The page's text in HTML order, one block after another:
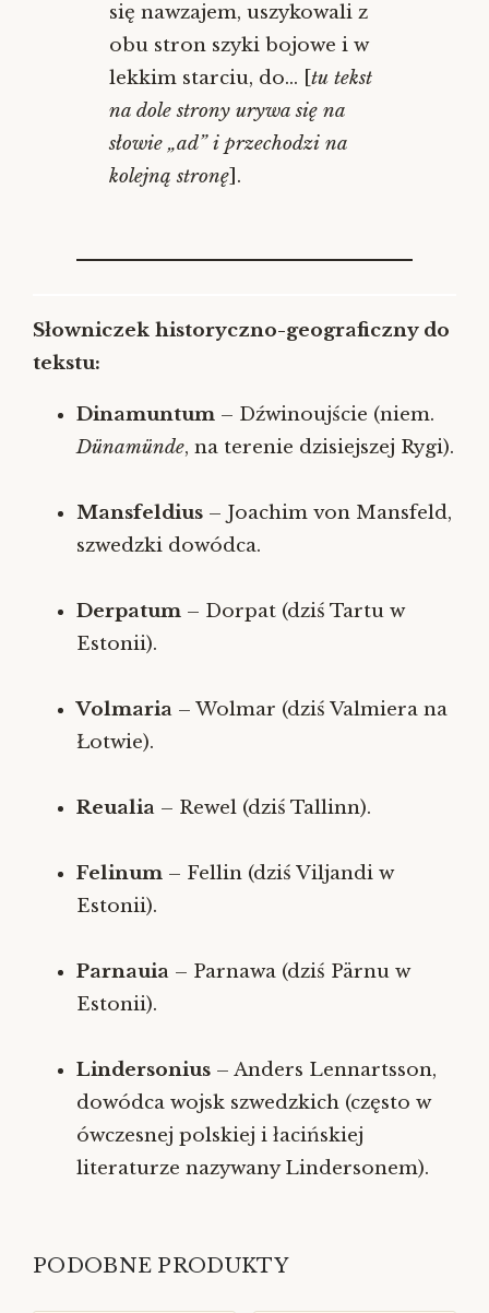
się nawzajem, uszykowali z
obu stron szyki bojowe i w
lekkim starciu, do… [ tu tekst
na dole strony urywa się na
słowie „ad” i przechodzi na
kolejną stronę ].
Słowniczek historyczno-geograficzny do
tekstu:
Dinamuntum – Dźwinoujście (niem.
Dünamünde, na terenie dzisiejszej Rygi).
Mansfeldius – Joachim von Mansfeld,
szwedzki dowódca.
Derpatum – Dorpat (dziś Tartu w
Estonii).
Volmaria – Wolmar (dziś Valmiera na
Łotwie).
Reualia – Rewel (dziś Tallinn).
Felinum – Fellin (dziś Viljandi w
Estonii).
Parnauia – Parnawa (dziś Pärnu w
Estonii).
Lindersonius – Anders Lennartsson,
dowódca wojsk szwedzkich (często w
ówczesnej polskiej i łacińskiej
literaturze nazywany Lindersonem).
PODOBNE PRODUKTY